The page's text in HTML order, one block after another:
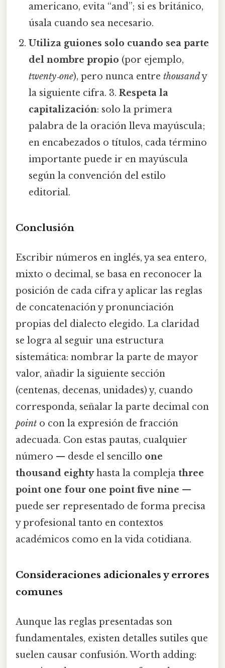
americano, evita “and”; si es británico,
úsala cuando sea necesario.
Utiliza guiones solo cuando sea parte
del nombre propio (por ejemplo,
twenty‑one), pero nunca entrethousandy
la siguiente cifra. 3.Respeta la
capitalización: solo la primera
palabra de la oración lleva mayúscula;
en encabezados o títulos, cada término
importante puede ir en mayúscula
según la convención del estilo
editorial.
Conclusión
Escribir números en inglés, ya sea entero,
mixto o decimal, se basa en reconocer la
posición de cada cifra y aplicar las reglas
de concatenación y pronunciación
propias del dialecto elegido. La claridad
se logra al seguir una estructura
sistemática: nombrar la parte de mayor
valor, añadir la siguiente sección
(centenas, decenas, unidades) y, cuando
corresponda, señalar la parte decimal con
point o con la expresión de fracción
adecuada. Con estas pautas, cualquier
número — desde el sencillo one
thousand eightyhasta la compleja three
point one four one point five nine —
puede ser representado de forma precisa
y profesional tanto en contextos
académicos como en la vida cotidiana.
Consideraciones adicionales y errores
comunes
Aunque las reglas presentadas son
fundamentales, existen detalles sutiles que
suelen causar confusión. Worth adding: